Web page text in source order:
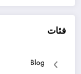
فئات
Blog